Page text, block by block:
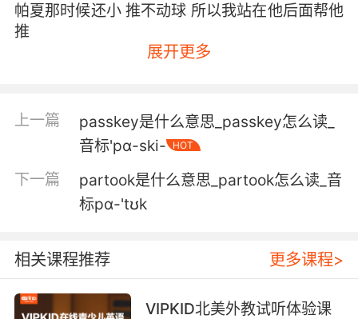
帕夏那时候还小 推不动球 所以我站在他后面帮他
推
展开更多
上一篇
passkey是什么意思_passkey怎么读_
音标'pɑ-ski-
HOT
下一篇
partook是什么意思_partook怎么读_音
标pɑ-'tʊk
相关课程推荐 更多课程>
VIPKID北美外教试听体验课